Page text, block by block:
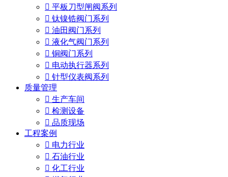
 平板刀型闸阀系列
 钛镍锆阀门系列
 油田阀门系列
 液化气阀门系列
 铜阀门系列
 电动执行器系列
 针型仪表阀系列
质量管理
 生产车间
 检测设备
 品质现场
工程案例
 电力行业
 石油行业
 化工行业